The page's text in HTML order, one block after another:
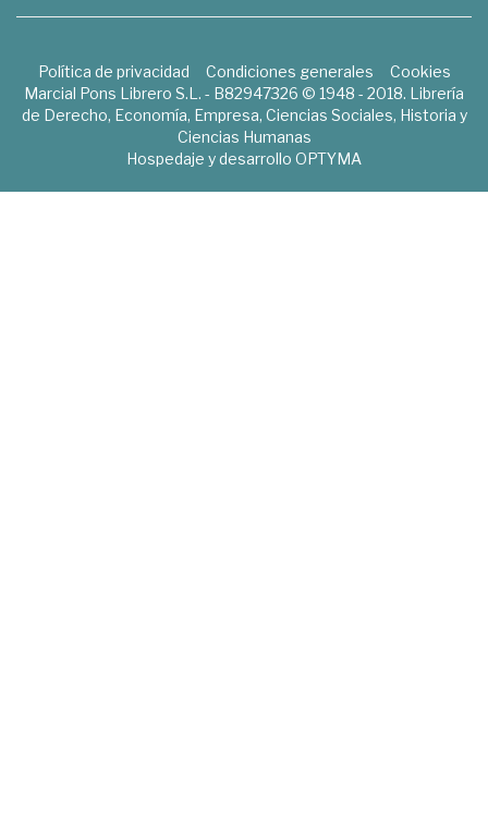
Política de privacidad Condiciones generales
Cookies
Marcial Pons Librero S.L. - B82947326 © 1948 - 2018. Librería
de Derecho, Economía, Empresa, Ciencias Sociales, Historia y
Ciencias Humanas
Hospedaje y desarrollo OPTYMA